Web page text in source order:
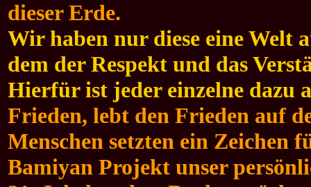
dieser Erde.
Wir haben nur diese eine Welt
dem der Respekt und das
Hierfür ist jeder einzelne dazu
Frieden, lebt den Frieden auf
Menschen setzten ein Zeichen
Bamiyan Projekt unser